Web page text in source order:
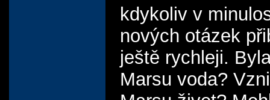
kdykoliv v
nových otázek
ještě rychleji.
Marsu voda?